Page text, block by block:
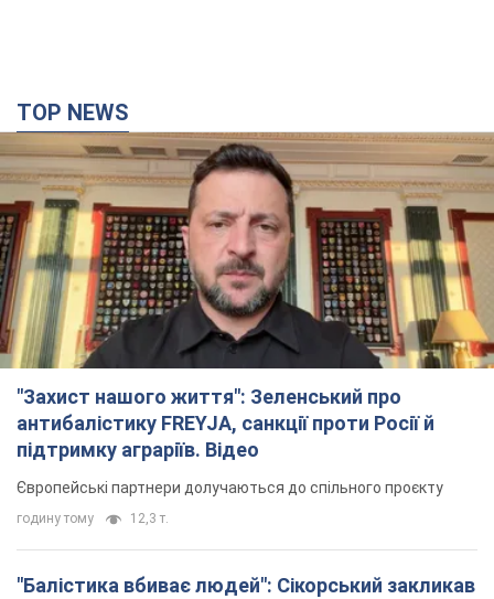
TOP NEWS
"Захист нашого життя": Зеленський про
антибалістику FREYJA, санкції проти Росії й
підтримку аграріїв. Відео
Європейські партнери долучаються до спільного проєкту
годину тому 12,3 т.
"Балістика вбиває людей": Сікорський закликав